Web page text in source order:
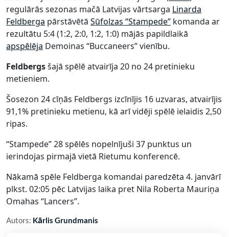
regulārās sezonas mačā Latvijas vārtsarga Linarda
Feldberga pārstāvētā Sūfolzas “Stampede” komanda ar
rezultātu 5:4 (1:2, 2:0, 1:2, 1:0) mājās papildlaikā
apspēlēja Demoinas “Buccaneers” vienību.
Feldbergsšajā spēlē atvairīja 20 no 24 pretinieku
metieniem.
Šosezon 24 cīņās Feldbergs izcīnījis 16 uzvaras, atvairījis
91,1% pretinieku metienu, kā arī vidēji spēlē ielaidis 2,50
ripas.
“Stampede” 28 spēlēs nopelnījuši 37 punktus un
ierindojas pirmajā vietā Rietumu konferencē.
Nākamā spēle Feldberga komandai paredzēta 4. janvārī
plkst. 02:05 pēc Latvijas laika pret Nila Roberta Mauriņa
Omahas “Lancers”.
Autors: Kārlis Grundmanis